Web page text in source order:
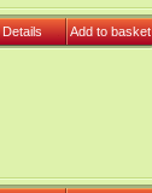
Details Add to basket